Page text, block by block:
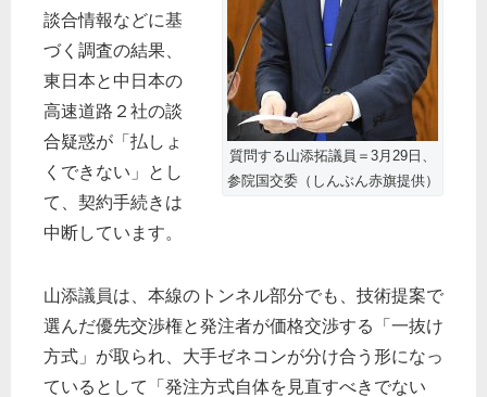
質問する山添拓議員＝3月29日、
参院国交委（しんぶん赤旗提供）
談合情報などに基
づく調査の結果、
東日本と中日本の
高速道路２社の談
合疑惑が「払しょ
くできない」とし
て、契約手続きは
中断しています。
山添議員は、本線のトンネル部分でも、技術提案で
選んだ優先交渉権と発注者が価格交渉する「一抜け
方式」が取られ、大手ゼネコンが分け合う形になっ
ているとして「発注方式自体を見直すべきでない